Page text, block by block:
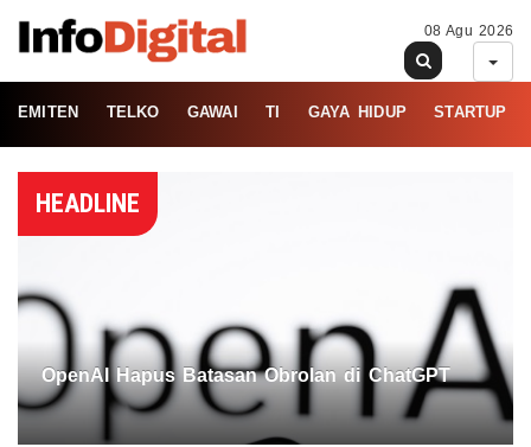
08 Agu 2026
EMITEN TELKO GAWAI TI GAYA HIDUP STARTUP
HEADLINE
OpenAI Hapus Batasan Obrolan di ChatGPT